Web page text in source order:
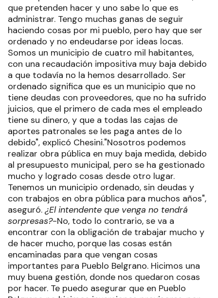
que pretenden hacer y uno sabe lo que es
administrar. Tengo muchas ganas de seguir
haciendo cosas por mi pueblo, pero hay que ser
ordenado y no endeudarse por ideas locas.
Somos un municipio de cuatro mil habitantes,
con una recaudación impositiva muy baja debido
a que todavía no la hemos desarrollado. Ser
ordenado significa que es un municipio que no
tiene deudas con proveedores, que no ha sufrido
juicios, que el primero de cada mes el empleado
tiene su dinero, y que a todas las cajas de
aportes patronales se les paga antes de lo
debido", explicó Chesini."Nosotros podemos
realizar obra pública en muy baja medida, debido
al presupuesto municipal, pero se ha gestionado
mucho y logrado cosas desde otro lugar.
Tenemos un municipio ordenado, sin deudas y
con trabajos en obra pública para muchos años",
aseguró. ¿El intendente que venga no tendrá
sorpresas?-No, todo lo contrario, se va a
encontrar con la obligación de trabajar mucho y
de hacer mucho, porque las cosas están
encaminadas para que vengan cosas
importantes para Pueblo Belgrano. Hicimos una
muy buena gestión, donde nos quedaron cosas
por hacer. Te puedo asegurar que en Pueblo